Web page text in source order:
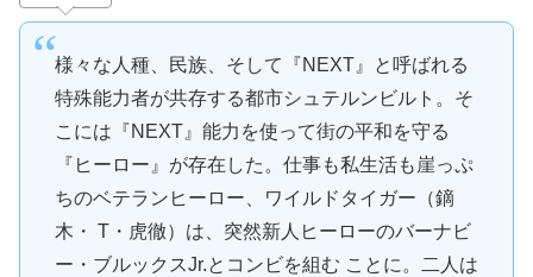
様々な人種、民族、そして『NEXT』と呼ばれる
特殊能力者が共存する都市シュテルンビルト。そ
こには『NEXT』能力を使って街の平和を守る
『ヒーロー』が存在した。仕事も私生活も崖っぷ
ちのベテランヒーロー、ワイルドタイガー（鏑
木・ T・虎徹）は、突然新人ヒーローのバーナビ
ー・ブルックスJr.とコンビを組む ことに。二人は